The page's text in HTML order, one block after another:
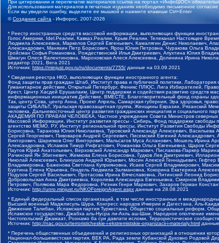
При цитировании и перепечатке материалов ссылка на портал «ИнфоШОС»
Для использования материалов в печатных изданиях необходимо письменное
Если вы увидели ошибку, выделите ее мышкой и нажмите клавиши Ctrl+Enter
©Создание сайта - Инфорос, 2007-2026
* Реестр иностранных средств массовой информации, выполняющих функции
Голос Америки, Idel.Реалии, Кавказ.Реалии, Крым.Реалии, Телеканал Настоящее
Людмила Алексеевна, Маркелов Сергей Евгеньевич, Камалягин Денис Николаевич,
Александрович, Маняхин Петр Борисович, Ярош Юлия Петровна, Чуракова Ольга
Гройсман Софья Романовна, Рождественский Илья Дмитриевич, Апухтина Юлия
Шмагун Олеся Валентиновна, Мароховская Алеся Алексеевна, Долинина Ирина
редактор 2021, Вега 2021
Источник: https://minjust.gov.ru/ru/documents/7755/ данные на 03.09.2021
* Сведения реестра НКО, выполняющих функции иностранного агента:
Фонд защиты прав граждан Штаб, Институт права и публичной политики,
Гуманитарное действие, Открытый Петербург, Феникс ПЛЮС, Лига Избирателей,
Крест, Центр Хасдей Ерушалаим, Центр поддержки и содействия развитию средств
информационных инициатив Действие, ВМЕСТЕ, Благотворительный фонд охраны
Так, центр Сова, центр Анна, Проект Апрель, Самарская губерния, Эра здоровья,
защиты СИБАЛЬТ, Уральская правозащитная группа, Женщины Евразии, Рязанский
человека, Дальневосточный центр развития гражданских инициатив и социального
АКАДЕМИЯ ПО ПРАВАМ ЧЕЛОВЕКА, Частное учреждение Совета Министров северных
Массовой Информации, Институт развития прессы - Сибирь, Фонд поддержки
агентство МЕМО. РУ, Институт региональной прессы, Институт Развития Свободы
Борисовна, Таранова Юлия Николаевна, Туровский Александр Алексеевич,
Сергей Георгиевич, Пивоваров Андрей Сергеевич, Писемский Евгений
Викторович, Шарипков Олег Викторович, Мальсагов Муса Асланович, Мошель Ирина
Александровна, Исламов Тимур Рифгатович, Романова Ольга Евгеньевна, Щаров
Паутов Юрий Анатольевич, Верховский Александр Маркович, Пислакова-Паркер
Рачинский Ян Збигневич, Жемкова Елена Борисовна, Гудков Лев Дмитриевич,
Николай Алексеевич, Блинушов Андрей Юрьевич, Мосин Алексей Геннадьевич,
Владимировна, Баженова Светлана Куприяновна, Исаев Сергей Владимирович,
Буртина Елена Юрьевна, Гендель Людмила Залмановна, Кокорина Екатерина
Подузов Сергей Васильевич, Протасова Ирина Вячеславовна, Литинский Леонид
Добровольская Анна Дмитриевна, Королева Александра Евгеньевна, Смирнов
Петрович, Полякова Мара Федоровна, Резник Генри Маркович, Захаров Герман
Источник: http://unro.minjust.ru/NKOForeignAgent.aspx данные на 28.08.2021
* Единый федеральный список организаций, в том числе иностранных и
Высший военный Маджлисуль Шура, Конгресс народов Ичкерии и Дагестана, Аль-
Движение Талибан, Исламская партия Туркестана, Общество социальных реформ,
Исламское государство, Джабха аль-Нусра ли-Ахль аш-Шам, Народное ополчение
Чистопольский Джамаат, Рохнамо ба суи давлати исломи, Террористическое
Источник: http://nac.gov.ru/terroristicheskie-i-ekstremistskie-organizacii-i-materialy.html
* Перечень общественных объединений и религиозных организаций в отношении
Национал-большевистская партия, ВЕК РА, Рада земли Кубанской Духовно Родовой